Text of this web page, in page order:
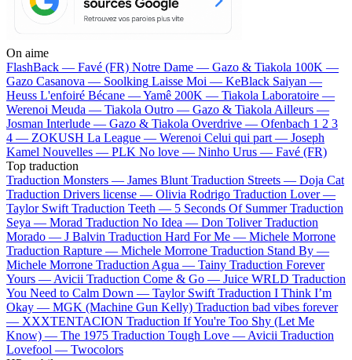
On aime
FlashBack — Favé (FR) Notre Dame — Gazo & Tiakola 100K —
Gazo Casanova — Soolking Laisse Moi — KeBlack Saiyan —
Heuss L'enfoiré Bécane —Yamê 200K — Tiakola Laboratoire —
Werenoi Meuda — Tiakola Outro — Gazo & Tiakola Ailleurs —
Josman Interlude — Gazo & Tiakola Overdrive — Ofenbach 1 2 3
4 — ZOKUSH La League — Werenoi Celui qui part — Joseph
Kamel Nouvelles — PLK No love — Ninho Urus — Favé (FR)
Top traduction
Traduction Monsters — James Blunt Traduction Streets — Doja Cat
Traduction Drivers license — Olivia Rodrigo Traduction Lover —
Taylor Swift Traduction Teeth — 5 Seconds Of Summer Traduction
Seya — Morad Traduction No Idea — Don Toliver Traduction
Morado — J Balvin Traduction Hard For Me — Michele Morrone
Traduction Rapture — Michele Morrone Traduction Stand By —
Michele Morrone Traduction Agua — Tainy Traduction Forever
Yours — Avicii Traduction Come & Go — Juice WRLD Traduction
You Need to Calm Down — Taylor Swift Traduction I Think I’m
Okay — MGK (Machine Gun Kelly) Traduction bad vibes forever
— XXXTENTACION Traduction If You're Too Shy (Let Me
Know) — The 1975 Traduction Tough Love — Avicii Traduction
Lovefool — Twocolors